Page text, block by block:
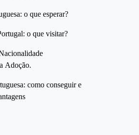
o que esperar?
o que visitar?
Adoção.
como conseguir e